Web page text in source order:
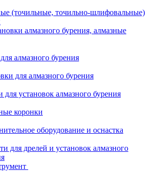
(точильные, точильно-шлифовальные)
алмазного бурения, алмазные
алмазного бурения
для алмазного бурения
для установок алмазного бурения
коронки
оборудование и оснастка
для дрелей и установок алмазного